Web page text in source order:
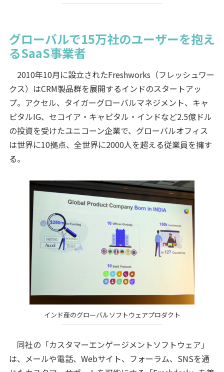
グローバルで15万社のユーザーを抱え
るSaaS事業者
2010年10月に設立されたFreshworks（フレッシュワー
クス）はCRM製品群を展開するインドのスタートアッ
プ。アクセル、タイガーグローバルマネジメント、キャ
ピタルIG、セコイア・キャピタル・インドなど2.5億ドル
の投資を受けたユニコーン企業で、グローバルオフィス
は世界に10拠点、全世界に2000人を超える従業員を擁す
る。
インド産のグローバルソフトウェアプロダクト
同社の「カスタマーエンゲージメントソフトウェア」
は、メールや電話、Webサイト、フォーラム、SNSを通